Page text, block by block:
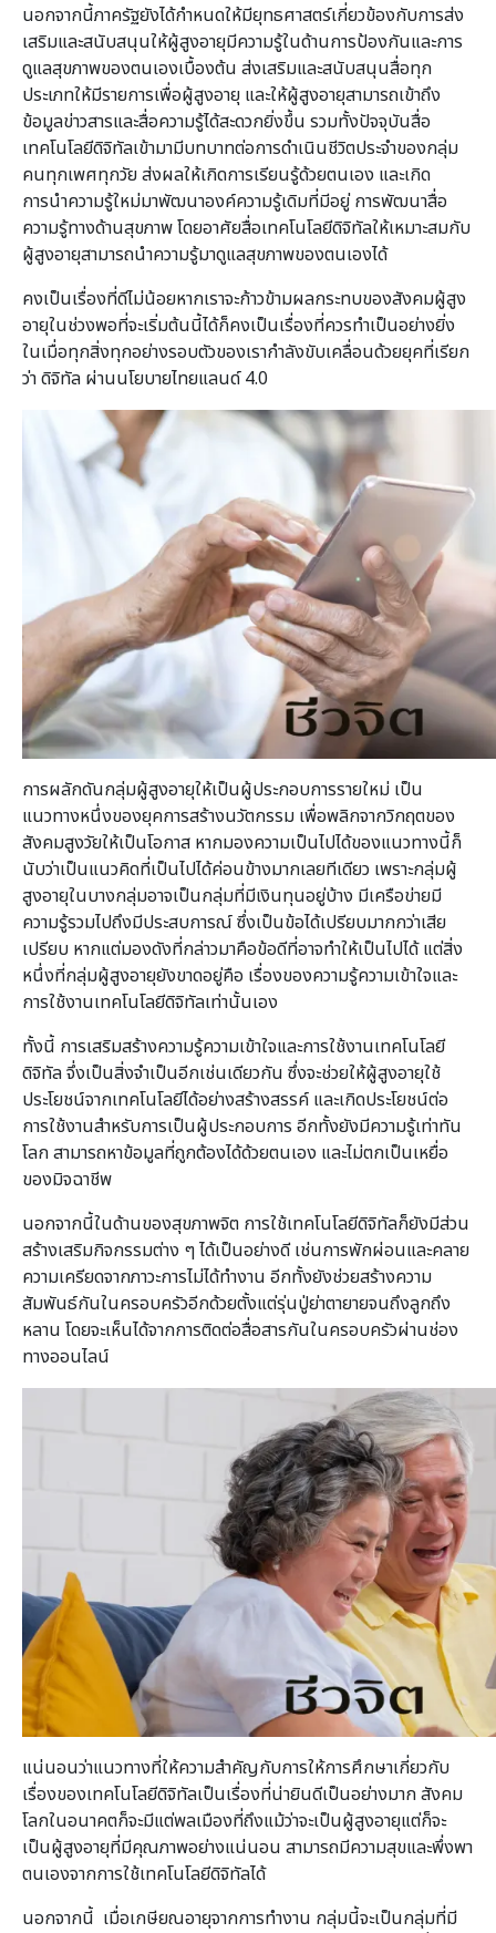
นอกจากนี้ภาครัฐยังได้กำหนดให้มียุทธศาสตร์เกี่ยวข้องกับการส่ง
เสริมและสนับสนุนให้ผู้สูงอายุมีความรู้ในด้านการป้องกันและการ
ดูแลสุขภาพของตนเองเบื้องต้น ส่งเสริมและสนับสนุนสื่อทุก
ประเภทให้มีรายการเพื่อผู้สูงอายุ และให้ผู้สูงอายุสามารถเข้าถึง
ข้อมูลข่าวสารและสื่อความรู้ได้สะดวกยิ่งขึ้น รวมทั้งปัจจุบันสื่อ
เทคโนโลยีดิจิทัลเข้ามามีบทบาทต่อการดำเนินชีวิตประจำของกลุ่ม
คนทุกเพศทุกวัย ส่งผลให้เกิดการเรียนรู้ด้วยตนเอง และเกิด
การนำความรู้ใหม่มาพัฒนาองค์ความรู้เดิมที่มีอยู่ การพัฒนาสื่อ
ความรู้ทางด้านสุขภาพ โดยอาศัยสื่อเทคโนโลยีดิจิทัลให้เหมาะสมกับ
ผู้สูงอายุสามารถนำความรู้มาดูแลสุขภาพของตนเองได้
คงเป็นเรื่องที่ดีไม่น้อยหากเราจะก้าวข้ามผลกระทบของสังคมผู้สูง
อายุในช่วงพอที่จะเริ่มต้นนี้ได้ก็คงเป็นเรื่องที่ควรทำเป็นอย่างยิ่ง
ในเมื่อทุกสิ่งทุกอย่างรอบตัวของเรากำลังขับเคลื่อนด้วยยุคที่เรียก
ว่า ดิจิทัล ผ่านนโยบายไทยแลนด์ 4.0
การผลักดันกลุ่มผู้สูงอายุให้เป็นผู้ประกอบการรายใหม่ เป็น
แนวทางหนึ่งของยุคการสร้างนวัตกรรม เพื่อพลิกจากวิกฤตของ
สังคมสูงวัยให้เป็นโอกาส หากมองความเป็นไปได้ของแนวทางนี้ก็
นับว่าเป็นแนวคิดที่เป็นไปได้ค่อนข้างมากเลยทีเดียว เพราะกลุ่มผู้
สูงอายุในบางกลุ่มอาจเป็นกลุ่มที่มีเงินทุนอยู่บ้าง มีเครือข่ายมี
ความรู้รวมไปถึงมีประสบการณ์ ซึ่งเป็นข้อได้เปรียบมากกว่าเสีย
เปรียบ หากแต่มองดังที่กล่าวมาคือข้อดีที่อาจทำให้เป็นไปได้ แต่สิ่ง
หนึ่งที่กลุ่มผู้สูงอายุยังขาดอยู่คือ เรื่องของความรู้ความเข้าใจและ
การใช้งานเทคโนโลยีดิจิทัลเท่านั้นเอง
ทั้งนี้ การเสริมสร้างความรู้ความเข้าใจและการใช้งานเทคโนโลยี
ดิจิทัล จึ่งเป็นสิ่งจำเป็นอีกเช่นเดียวกัน ซึ่งจะช่วยให้ผู้สูงอายุใช้
ประโยชน์จากเทคโนโลยีได้อย่างสร้างสรรค์ และเกิดประโยชน์ต่อ
การใช้งานสำหรับการเป็นผู้ประกอบการ อีกทั้งยังมีความรู้เท่าทัน
โลก สามารถหาข้อมูลที่ถูกต้องได้ด้วยตนเอง และไม่ตกเป็นเหยื่อ
ของมิจฉาชีพ
นอกจากนี้ในด้านของสุขภาพจิต การใช้เทคโนโลยีดิจิทัลก็ยังมีส่วน
สร้างเสริมกิจกรรมต่าง ๆ ได้เป็นอย่างดี เช่นการพักผ่อนและคลาย
ความเครียดจากภาวะการไม่ได้ทำงาน อีกทั้งยังช่วยสร้างความ
สัมพันธ์กันในครอบครัวอีกด้วยตั้งแต่รุ่นปู่ย่าตายายจนถึงลูกถึง
หลาน โดยจะเห็นได้จากการติดต่อสื่อสารกันในครอบครัวผ่านช่อง
ทางออนไลน์
แน่นอนว่าแนวทางที่ให้ความสำคัญกับการให้การศึกษาเกี่ยวกับ
เรื่องของเทคโนโลยีดิจิทัลเป็นเรื่องที่น่ายินดีเป็นอย่างมาก สังคม
โลกในอนาคตก็จะมีแต่พลเมืองที่ถึงแม้ว่าจะเป็นผู้สูงอายุแต่ก็จะ
เป็นผู้สูงอายุที่มีคุณภาพอย่างแน่นอน สามารถมีความสุขและพึ่งพา
ตนเองจากการใช้เทคโนโลยีดิจิทัลได้
นอกจากนี้ เมื่อเกษียณอายุจากการทำงาน กลุ่มนี้จะเป็นกลุ่มที่มี